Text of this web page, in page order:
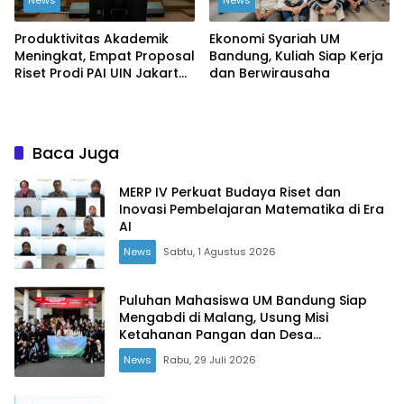
Produktivitas Akademik
Meningkat, Empat Proposal
Riset Prodi PAI UIN Jakarta
Ekonomi Syariah UM
Bandung, Kuliah Siap Kerja
dan Berwirausaha
Baca Juga
MERP IV Perkuat Budaya Riset dan
Inovasi Pembelajaran Matematika di Era
AI
News Sabtu, 1 Agustus 2026
Puluhan Mahasiswa UM Bandung Siap
Mengabdi di Malang, Usung Misi
Ketahanan Pangan dan Desa
Berkemajuan
News Rabu, 29 Juli 2026